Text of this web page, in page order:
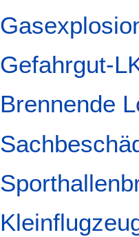
Gefahrgut-
Brennende